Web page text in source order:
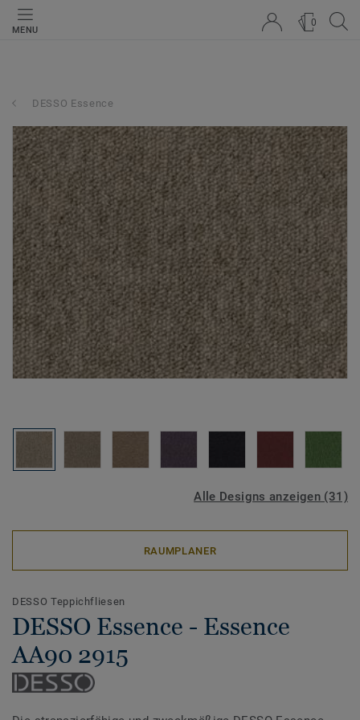
MENU
0
DESSO Essence
Alle Designs anzeigen (31)
RAUMPLANER
DESSO Teppichfliesen
DESSO Essence - Essence
AA90 2915